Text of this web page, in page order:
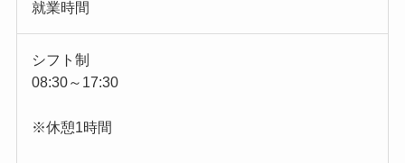
就業時間
シフト制
08:30～17:30
※休憩1時間